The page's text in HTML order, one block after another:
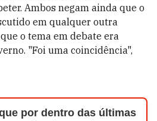
Ambos negam ainda que o
em qualquer outra
o tema em debate era
"Foi uma coincidência",
por dentro das últimas